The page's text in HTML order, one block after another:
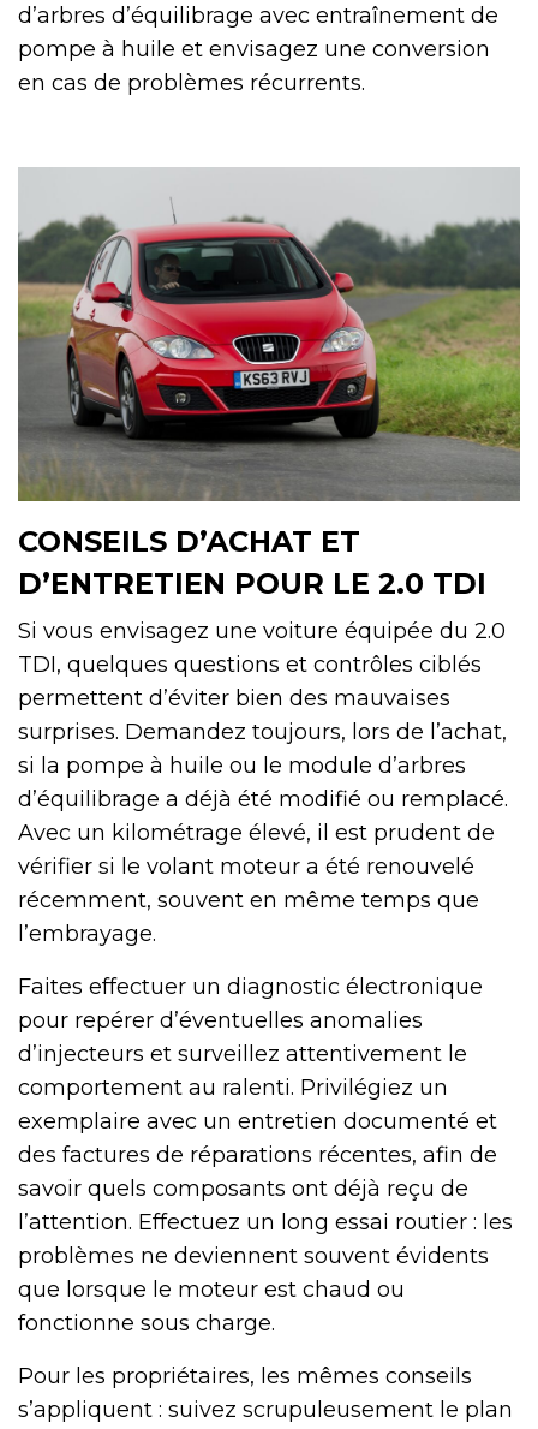
d’arbres d’équilibrage avec entraînement de
pompe à huile et envisagez une conversion
en cas de problèmes récurrents.
CONSEILS D’ACHAT ET
D’ENTRETIEN POUR LE 2.0 TDI
Si vous envisagez une voiture équipée du 2.0
TDI, quelques questions et contrôles ciblés
permettent d’éviter bien des mauvaises
surprises. Demandez toujours, lors de l’achat,
si la pompe à huile ou le module d’arbres
d’équilibrage a déjà été modifié ou remplacé.
Avec un kilométrage élevé, il est prudent de
vérifier si le volant moteur a été renouvelé
récemment, souvent en même temps que
l’embrayage.
Faites effectuer un diagnostic électronique
pour repérer d’éventuelles anomalies
d’injecteurs et surveillez attentivement le
comportement au ralenti. Privilégiez un
exemplaire avec un entretien documenté et
des factures de réparations récentes, afin de
savoir quels composants ont déjà reçu de
l’attention. Effectuez un long essai routier : les
problèmes ne deviennent souvent évidents
que lorsque le moteur est chaud ou
fonctionne sous charge.
Pour les propriétaires, les mêmes conseils
s’appliquent : suivez scrupuleusement le plan